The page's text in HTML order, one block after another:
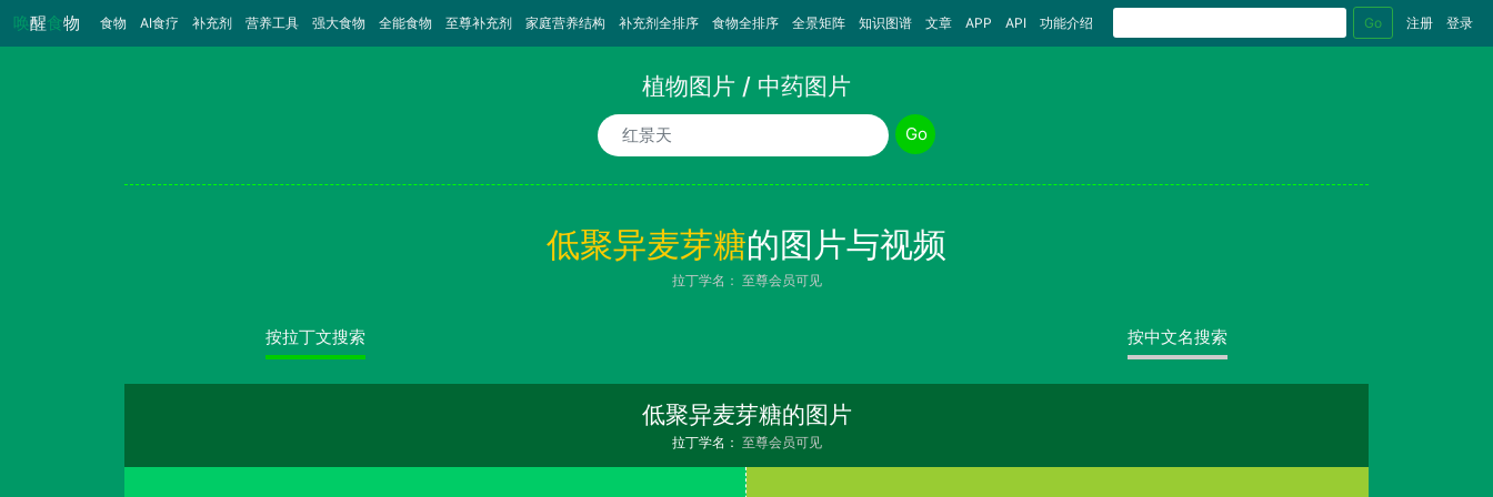
唤醒食物 食物 （当前）
AI食疗 补充剂 营养工具 强大食物 全能食物 至尊补充剂 家庭营养结构 补充剂全排序 食物全排序 全景矩阵 知识图谱 文章 APP API 功能介绍 Go 注册 登录
植物图片 / 中药图片
植物/中药名称
Go
低聚异麦芽糖的图片与视频
拉丁学名： 至尊会员可见
按拉丁文搜索 按中文名搜索
低聚异麦芽糖的图片
拉丁学名： 至尊会员可见